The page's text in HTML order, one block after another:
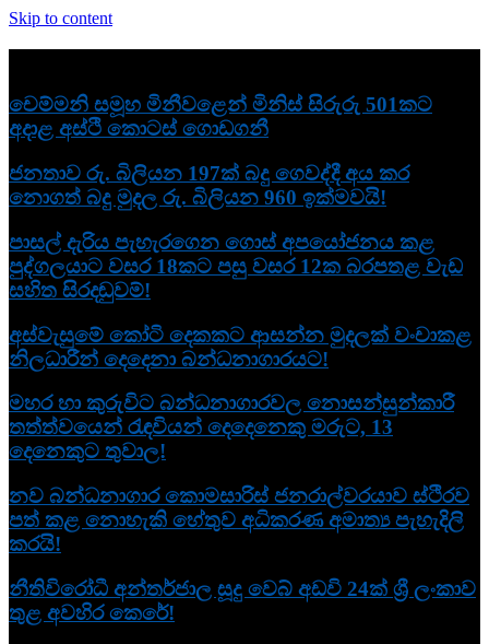
Skip to content
චෙම්මනි සමූහ මිනීවළෙන් මිනිස් සිරුරු 501කට
අදාළ අස්ථි කොටස් ගොඩගනී
ජනතාව රු. බිලියන 197ක් බදු ගෙවද්දී අය කර
නොගත් බදු මුදල රු. බිලියන 960 ඉක්මවයි!
පාසල් දැරිය පැහැරගෙන ගොස් අපයෝජනය කළ
පුද්ගලයාට වසර 18කට පසු වසර 12ක බරපතළ වැඩ
සහිත සිරදඬුවම්!
අස්වැසුමේ කෝටි දෙකකට ආසන්න මුදලක් වංචාකළ
නිලධාරීන් දෙදෙනා බන්ධනාගාරයට!
මහර හා කුරුවිට බන්ධනාගාරවල නොසන්සුන්කාරී
තත්ත්වයෙන් රැඳවියන් දෙදෙනෙකු මරුට, 13
දෙනෙකුට තුවාල!
නව බන්ධනාගාර කොමසාරිස් ජනරාල්වරයාව ස්ථිරව
පත් කළ නොහැකි හේතුව අධිකරණ අමාත්‍ය පැහැදිලි
කරයි!
නීතිවිරෝධී අන්තර්ජාල සූදු වෙබ් අඩවි 24ක් ශ්‍රී ලංකාව
තුළ අවහිර කෙරේ!